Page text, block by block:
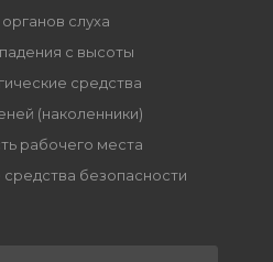
слуха
с высоты
средства
(наколенники)
рабочего места
безопасности